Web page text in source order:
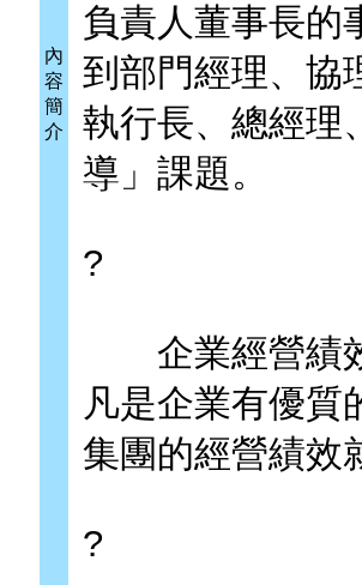
內
容
簡
介
負責人董事長的
到部門經理、協
執行長、總經理
導」課題。
?
企業經營績效
凡是企業有優質
集團的經營績效
?